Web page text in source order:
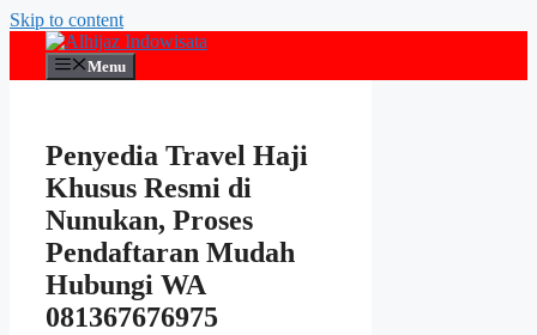
Skip to content
Menu
Penyedia Travel Haji
Khusus Resmi di
Nunukan, Proses
Pendaftaran Mudah
Hubungi WA
081367676975